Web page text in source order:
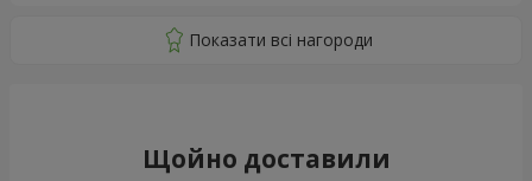
Щойно доставили